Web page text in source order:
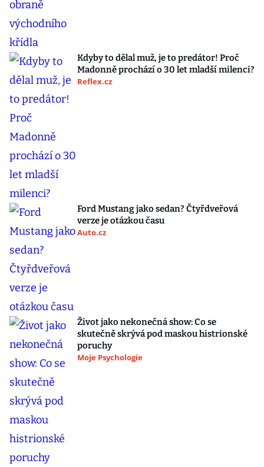
Kdyby to dělal muž, je to predátor! Proč
Madonně prochází o 30 let mladší milenci?
Reflex.cz
Ford Mustang jako sedan? Čtyřdveřová
verze je otázkou času
Auto.cz
Život jako nekonečná show: Co se
skutečně skrývá pod maskou histrionské
poruchy
Moje Psychologie